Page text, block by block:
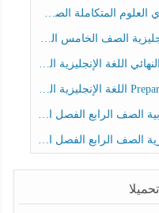
الصف الخامس عام الفصل الثالث
الصف الرابع الفصل الثالث
الرابع الفصل الثالث
الرابع الفصل الثالث